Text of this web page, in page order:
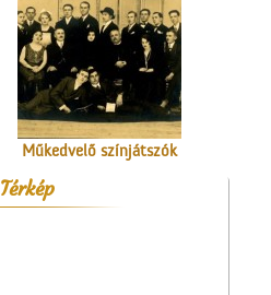
Műkedvelő színjátszók
Térkép